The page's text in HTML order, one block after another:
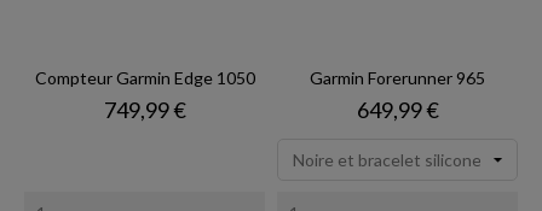
Compteur Garmin Edge 1050
Prix
749,99 €
Garmin Forerunner 965
Prix
649,99 €